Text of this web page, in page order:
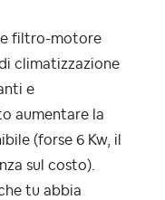
filtro-motore
climatizzazione
e
aumentare la
(forse 6 Kw, il
sul costo).
tu abbia